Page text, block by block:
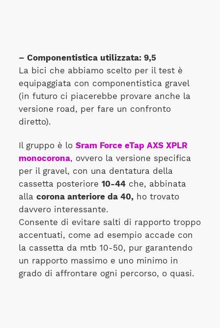
– Componentistica utilizzata: 9,5
La bici che abbiamo scelto per il test è
equipaggiata con componentistica gravel
(in futuro ci piacerebbe provare anche la
versione road, per fare un confronto
diretto).
Il gruppo è lo Sram Force eTap AXS XPLR
monocorona, ovvero la versione specifica
per il gravel, con una dentatura della
cassetta posteriore 10-44che, abbinata
alla corona anteriore da 40,ho trovato
davvero interessante.
Consente di evitare salti di rapporto troppo
accentuati, come ad esempio accade con
la cassetta da mtb 10-50, pur garantendo
un rapporto massimo e uno minimo in
grado di affrontare ogni percorso, o quasi.